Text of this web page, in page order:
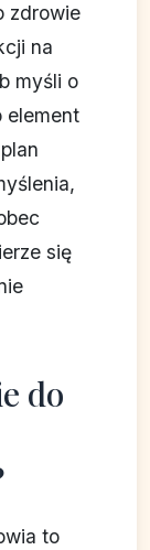
zdrowie
na
myśli o
element
się
do
to